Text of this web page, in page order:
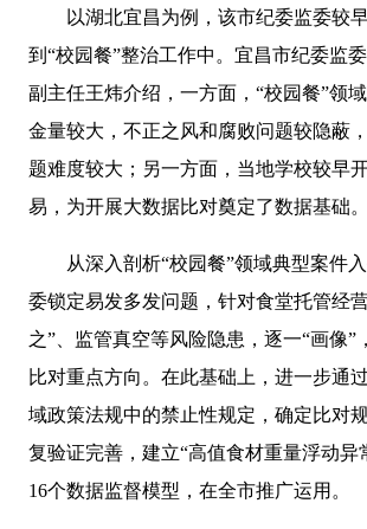
以湖北宜昌为例，该市纪委监委较早
到“校园餐”整治工作中。宜昌市纪委监
副主任王炜介绍，一方面，“校园餐”领
金量较大，不正之风和腐败问题较隐蔽
题难度较大；另一方面，当地学校较早
易，为开展大数据比对奠定了数据基础。
从深入剖析“校园餐”领域典型案件入
委锁定易发多发问题，针对食堂托管经
之”、监管真空等风险隐患，逐一“画像”
比对重点方向。在此基础上，进一步通
域政策法规中的禁止性规定，确定比对
复验证完善，建立“高值食材重量浮动异
16个数据监督模型，在全市推广运用。